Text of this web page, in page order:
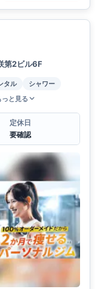
第2ビル6F
タル
シャワー
っと見る
定休日
要確認